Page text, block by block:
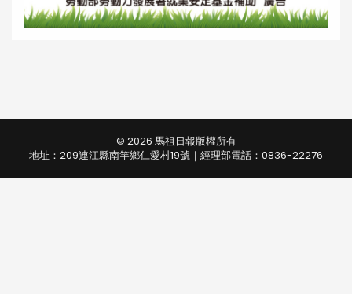
© 2026 馬祖日報版權所有
地址：209連江縣南竿鄉仁愛村19號｜經理部電話：0836-22276